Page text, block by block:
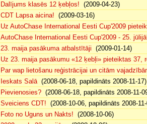
Dalījums klasēs 12 ķebļos! (2009-04-23)
CDT Lapsa aicina! (2009-03-16)
Uz AutoChase International Eesti Cup'2009
AutoChase International Eesti Cup'2009 - 25.
23. maija pasākuma atbalstītāji (2009-01-14)
Uz 23. maija pasākumu «12 ķebļi» pieteiktas 37,
Par wap lietošanu reģistrācijai un citām
Ieskats Salā(2008-06-18, papildināts 2008-11-17)
Pievienosies? (2008-06-18, papildināts 2008-11-
Sveiciens CDT! (2008-10-06, papildināts 2008-
Foto no Uguns un Nakts! (2008-10-06)